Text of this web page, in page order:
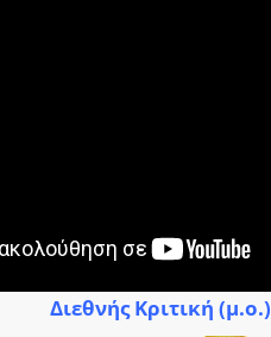
Διεθνής Κριτική (μ.ο.)